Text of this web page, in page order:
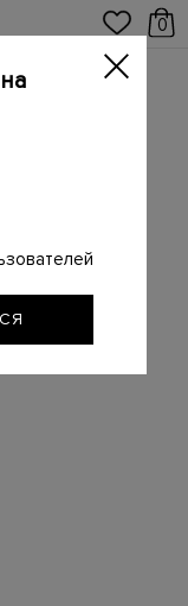
0
из меха пони